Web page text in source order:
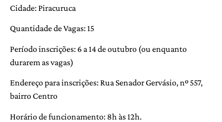
Cidade: Piracuruca
Quantidade de Vagas: 15
Período inscrições: 6 a 14 de outubro (ou enquanto
durarem as vagas)
Endereço para inscrições: Rua Senador Gervásio, nº 557,
bairro Centro
Horário de funcionamento: 8h às 12h.